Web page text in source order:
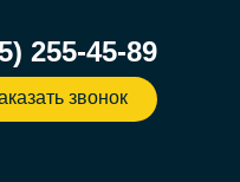
255-45-89
звонок